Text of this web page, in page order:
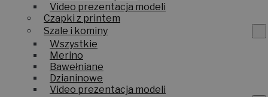
Video prezentacja modeli
Czapki z printem
Szale i kominy
Wszystkie
Merino
Bawełniane
Dzianinowe
Video prezentacja modeli